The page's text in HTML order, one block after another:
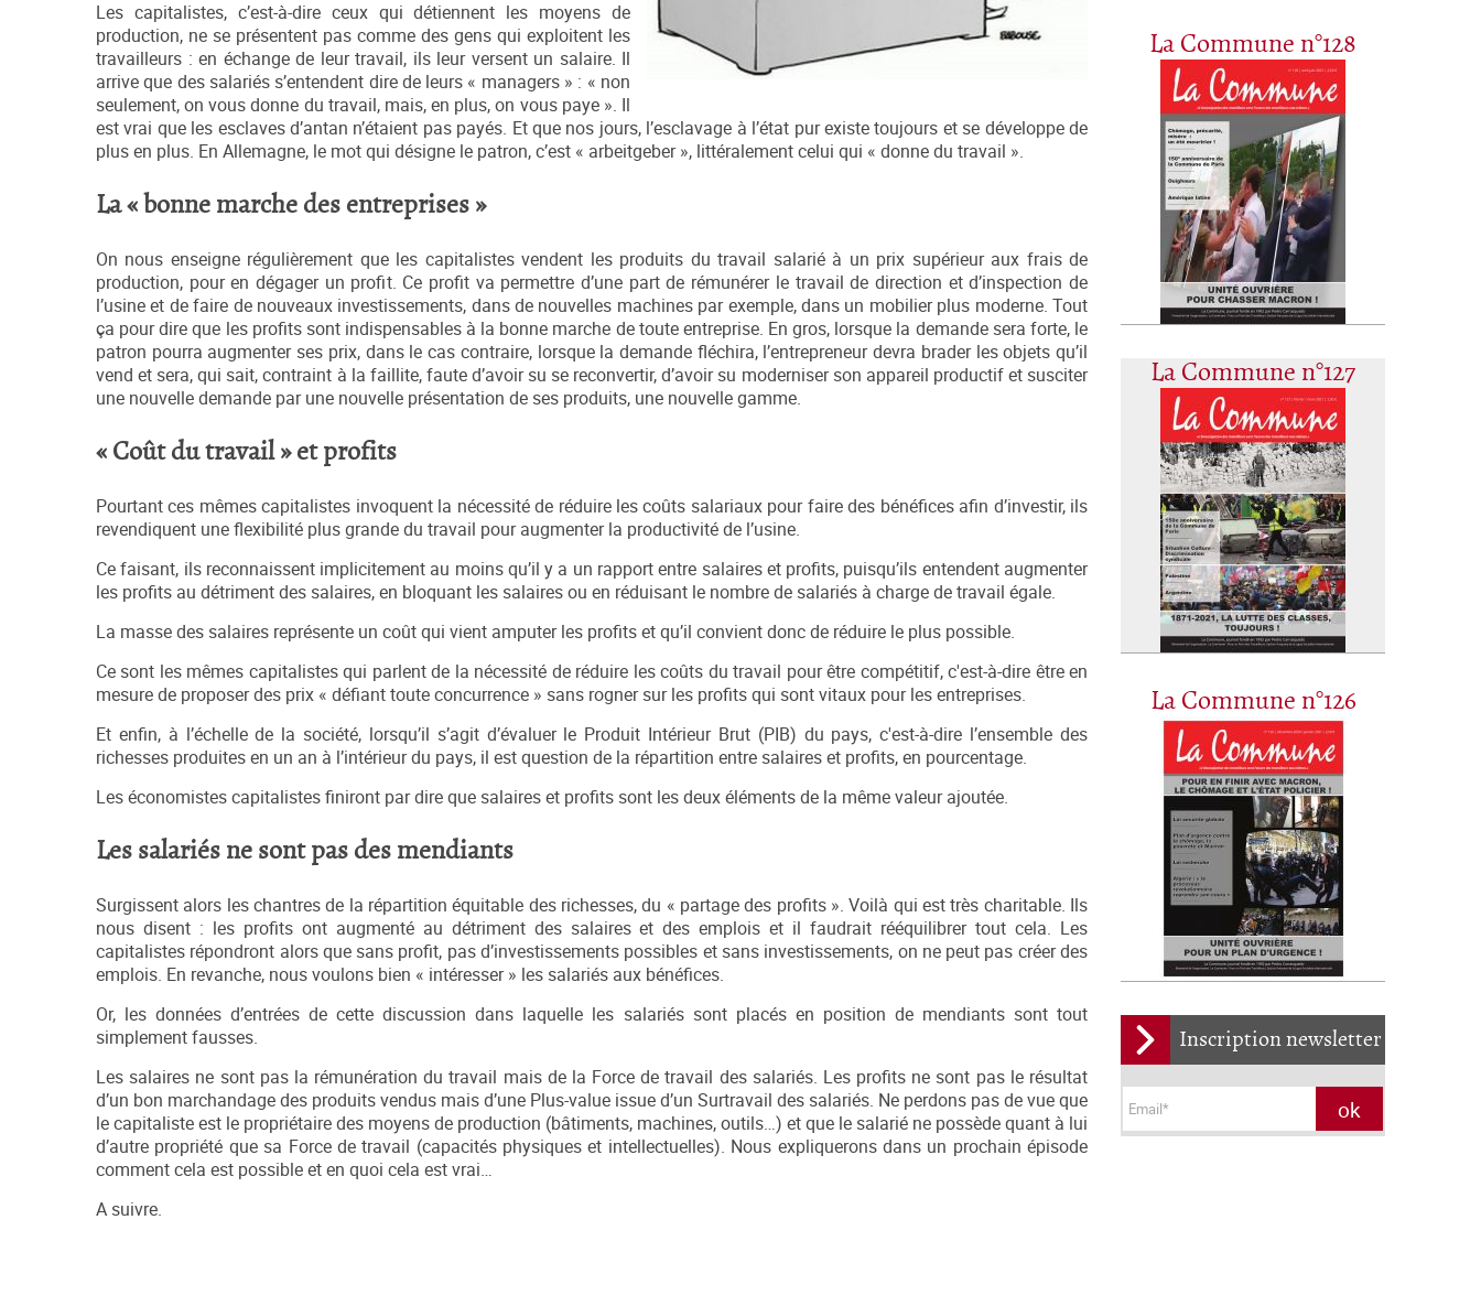
La Commune n°128
La Commune n°127
La Commune n°126
Inscription newsletter
Les capitalistes, c’est-à-dire ceux qui détiennent les moyens de
production, ne se présentent pas comme des gens qui exploitent les
travailleurs : en échange de leur travail, ils leur versent un salaire. Il
arrive que des salariés s’entendent dire de leurs « managers » : « non
seulement, on vous donne du travail, mais, en plus, on vous paye ». Il
est vrai que les esclaves d’antan n’étaient pas payés. Et que nos jours, l’esclavage à l’état pur existe toujours et se développe de
plus en plus. En Allemagne, le mot qui désigne le patron, c’est « arbeitgeber », littéralement celui qui « donne du travail ».
La « bonne marche des entreprises »
On nous enseigne régulièrement que les capitalistes vendent les produits du travail salarié à un prix supérieur aux frais de
production, pour en dégager un profit. Ce profit va permettre d’une part de rémunérer le travail de direction et d’inspection de
l’usine et de faire de nouveaux investissements, dans de nouvelles machines par exemple, dans un mobilier plus moderne. Tout
ça pour dire que les profits sont indispensables à la bonne marche de toute entreprise. En gros, lorsque la demande sera forte, le
patron pourra augmenter ses prix, dans le cas contraire, lorsque la demande fléchira, l’entrepreneur devra brader les objets qu’il
vend et sera, qui sait, contraint à la faillite, faute d’avoir su se reconvertir, d’avoir su moderniser son appareil productif et susciter
une nouvelle demande par une nouvelle présentation de ses produits, une nouvelle gamme.
« Coût du travail » et profits
Pourtant ces mêmes capitalistes invoquent la nécessité de réduire les coûts salariaux pour faire des bénéfices afin d’investir, ils
revendiquent une flexibilité plus grande du travail pour augmenter la productivité de l’usine.
Ce faisant, ils reconnaissent implicitement au moins qu’il y a un rapport entre salaires et profits, puisqu’ils entendent augmenter
les profits au détriment des salaires, en bloquant les salaires ou en réduisant le nombre de salariés à charge de travail égale.
La masse des salaires représente un coût qui vient amputer les profits et qu’il convient donc de réduire le plus possible.
Ce sont les mêmes capitalistes qui parlent de la nécessité de réduire les coûts du travail pour être compétitif, c'est-à-dire être en
mesure de proposer des prix « défiant toute concurrence » sans rogner sur les profits qui sont vitaux pour les entreprises.
Et enfin, à l’échelle de la société, lorsqu’il s’agit d’évaluer le Produit Intérieur Brut (PIB) du pays, c'est-à-dire l’ensemble des
richesses produites en un an à l’intérieur du pays, il est question de la répartition entre salaires et profits, en pourcentage.
Les économistes capitalistes finiront par dire que salaires et profits sont les deux éléments de la même valeur ajoutée.
Les salariés ne sont pas des mendiants
Surgissent alors les chantres de la répartition équitable des richesses, du « partage des profits ». Voilà qui est très charitable. Ils
nous disent : les profits ont augmenté au détriment des salaires et des emplois et il faudrait rééquilibrer tout cela. Les
capitalistes répondront alors que sans profit, pas d’investissements possibles et sans investissements, on ne peut pas créer des
emplois. En revanche, nous voulons bien « intéresser » les salariés aux bénéfices.
Or, les données d’entrées de cette discussion dans laquelle les salariés sont placés en position de mendiants sont tout
simplement fausses.
Les salaires ne sont pas la rémunération du travail mais de la Force de travail des salariés. Les profits ne sont pas le résultat
d’un bon marchandage des produits vendus mais d’une Plus-value issue d’un Surtravail des salariés. Ne perdons pas de vue que
le capitaliste est le propriétaire des moyens de production (bâtiments, machines, outils…) et que le salarié ne possède quant à lui
d’autre propriété que sa Force de travail (capacités physiques et intellectuelles). Nous expliquerons dans un prochain épisode
comment cela est possible et en quoi cela est vrai…
A suivre.